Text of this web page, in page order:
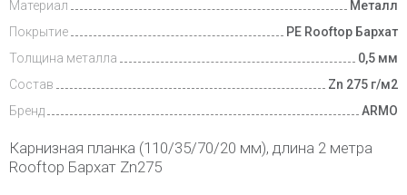
Материал
Металл
Покрытие
PE Rooftop Бархат
Толщина металла
0,5 мм
Состав
Zn 275 г/м2
Бренд
ARMO
Карнизная планка (110/35/70/20 мм), длина 2 метра
Rooftop Бархат Zn275